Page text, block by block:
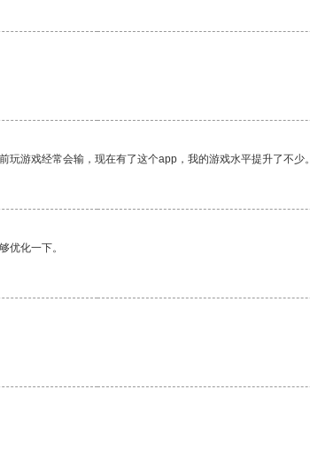
游戏经常会输，现在有了这个app，我的游戏水平提升了不少。
优化一下。